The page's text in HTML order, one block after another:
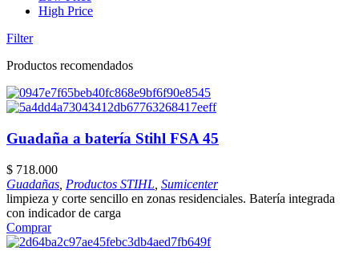
High Price
Filter
Productos recomendados
Guadaña a batería Stihl FSA 45
$ 718.000
Guadañas Productos STIHL Sumicenter
limpieza y corte sencillo en zonas residenciales. Batería integrada
con indicador de carga
Comprar